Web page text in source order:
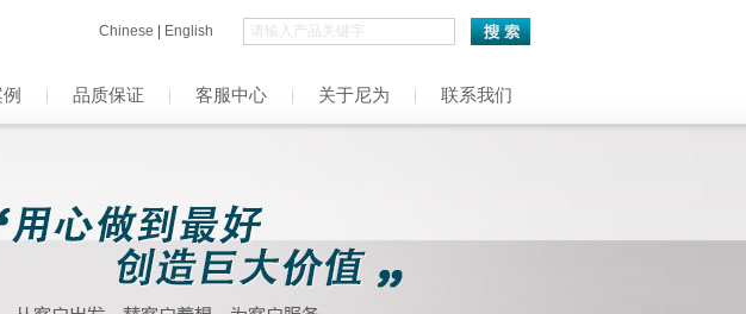
Chinese English
品质保证 客服中心 关于尼为 联系我们